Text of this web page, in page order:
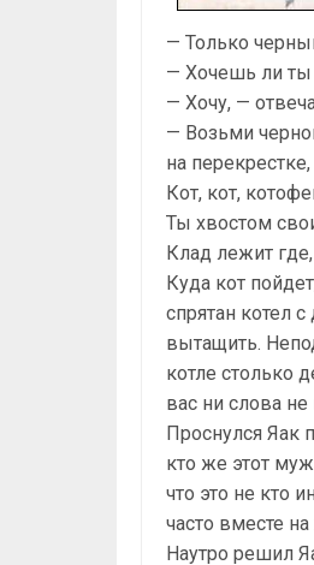
— Только
— Хочешь ли ты
— Хочу, —
— Возьми
на
Кот, кот,
Ты хвостом
Клад лежит
Куда кот
спрятан котел
вытащить.
котле столько
вас ни слова
Проснулся Яак
кто же этот
что это не кто
часто вместе
Наутро решил